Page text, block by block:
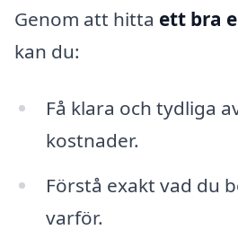
Genom att hitta ett bra
kan du:
Få klara och tydliga
kostnader.
Förstå exakt vad du
varför.